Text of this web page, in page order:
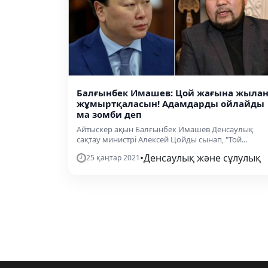
Балғынбек Имашев: Цой жағына жылан
жұмыртқаласын! Адамдарды ойлайды
ма зомби деп
Айтыскер ақын Балғынбек Имашев Денсаулық
сақтау министрі Алексей Цойды сынап, "Той...
25 қаңтар 2021•Денсаулық және сұлулық